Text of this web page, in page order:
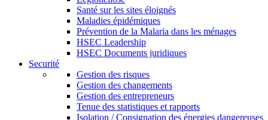
Santé sur les sites éloignés
Maladies épidémiques
Prévention de la Malaria dans les ménages
HSEC Leadership
HSEC Documents juridiques
Securité
Gestion des risques
Gestion des changements
Gestion des entrepreneurs
Tenue des statistiques et rapports
Isolation / Consignation des énergies dangereuses